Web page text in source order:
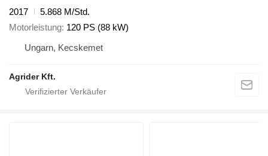
2017
5.868 M/Std.
Motorleistung 120 PS (88 kW)
Ungarn, Kecskemet
Agrider Kft.